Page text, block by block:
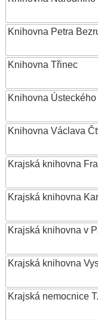
Knihovna Petra
Knihovna Třinec
Knihovna
Knihovna Václava
Krajská knihovna
Krajská knihovna
Krajská knihovna v
Krajská knihovna
Krajská nemocnice